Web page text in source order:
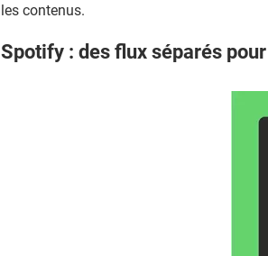
les contenus.
Spotify : des flux séparés